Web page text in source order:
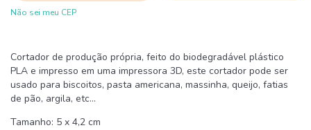
Não sei meu CEP
Cortador de produção própria, feito do biodegradável plástico
PLA e impresso em uma impressora 3D, este cortador pode ser
usado para biscoitos, pasta americana, massinha, queijo, fatias
de pão, argila, etc...
Tamanho: 5 x 4,2 cm